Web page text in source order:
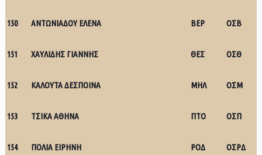
150 ΑΝΤΩΝΙΑΔΟΥ ΕΛΕΝΑ ΒΕΡ ΟΣΒ
151 ΧΑΥΛΙΔΗΣ ΓΙΑΝΝΗΣ ΘΕΣ ΟΣΘ
152 ΚΑΛΟΥΤΑ ΔΕΣΠΟΙΝΑ ΜΗΛ ΟΣΜ
153 ΤΣΙΚΑ ΑΘΗΝΑ ΠΤΟ ΟΣΠ
154 ΠΟΛΙΑ ΕΙΡΗΝΗ ΡΟΔ ΟΣΡΔ